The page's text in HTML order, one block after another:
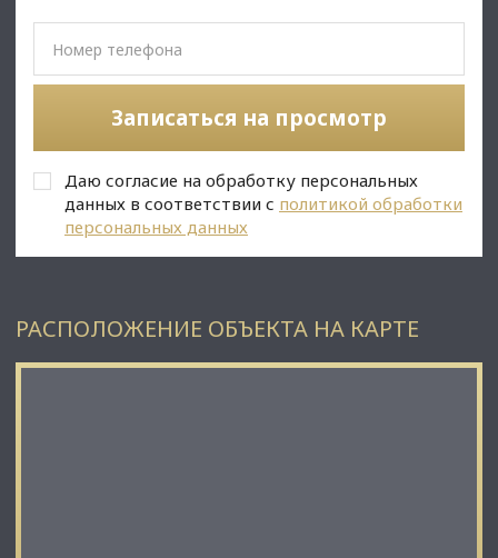
• Высокий пешеходный и автомобильный трафик;
• 2 Отдельных входа;
• Вывеска, места под рекламу;
канализация, теплоснабжение;
• Юр. статус: собственность.
✅ Подойдет под любой вид деятельности;
Записаться на просмотр
Даю согласие на обработку персональных
данных в соответствии с политикой обработки
персональных данных
РАСПОЛОЖЕНИЕ ОБЪЕКТА НА КАРТЕ